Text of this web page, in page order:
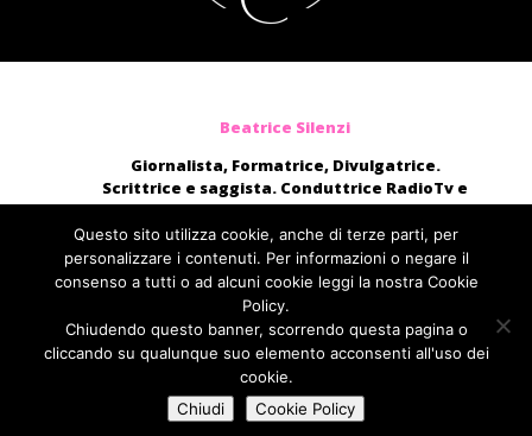
Beatrice Silenzi
Giornalista, Formatrice, Divulgatrice.
Scrittrice e saggista. Conduttrice RadioTv e
blogger.
Moderatrice, presentatrice di eventi, voce di
audiolibri e campagne pubblicitarie nazionali.
direttamente@beatricesilenzi.it
ufficiostampa@fcom.it
Fabbrica della Comunicazione
Questo sito utilizza cookie, anche di terze parti, per
personalizzare i contenuti. Per informazioni o negare il
consenso a tutti o ad alcuni cookie leggi la nostra Cookie
Policy.
Chiudendo questo banner, scorrendo questa pagina o
cliccando su qualunque suo elemento acconsenti all'uso dei
cookie.
Chiudi
Cookie Policy